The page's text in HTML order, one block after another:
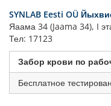
SYNLAB Eesti OÜ
Яаама 34 (Jaama 34), I
Тел: 17123
Забор крови по
Бесплатное